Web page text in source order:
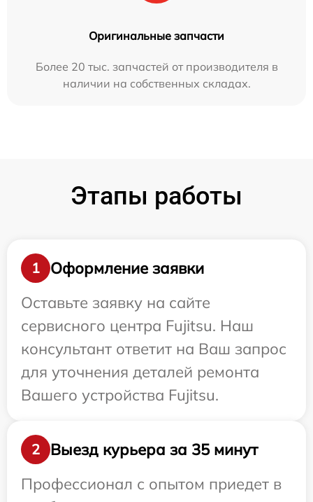
Оригинальные запчасти
Более 20 тыс. запчастей от производителя в
наличии на собственных складах.
Этапы работы
1
Оформление заявки
Оставьте заявку на сайте
сервисного центра Fujitsu. Наш
консультант ответит на Ваш запрос
для уточнения деталей ремонта
Вашего устройства Fujitsu.
2
Выезд курьера за 35 минут
Профессионал с опытом приедет в